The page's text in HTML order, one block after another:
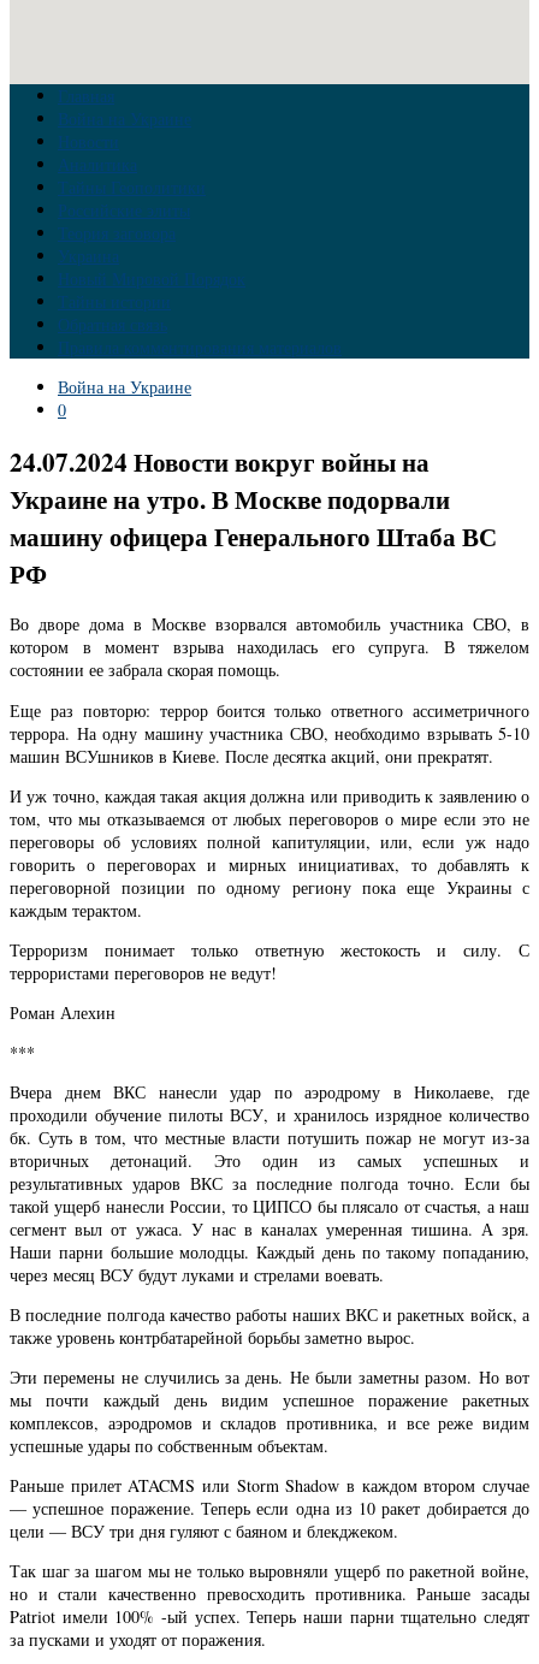
Главная
Война на Украине
Новости
Аналитика
Тайны Геополитики
Российские элиты
Теория заговора
Украина
Новый Мировой Порядок
Тайны истории
Обратная связь
Правила комментирования материалов
Война на Украине
0
24.07.2024 Новости вокруг войны на
Украине на утро. В Москве подорвали
машину офицера Генерального Штаба ВС
РФ
Во дворе дома в Москве взорвался автомобиль участника СВО, в
котором в момент взрыва находилась его супруга. В тяжелом
состоянии ее забрала скорая помощь.
Еще раз повторю: террор боится только ответного ассиметричного
террора. На одну машину участника СВО, необходимо взрывать 5-10
машин ВСУшников в Киеве. После десятка акций, они прекратят.
И уж точно, каждая такая акция должна или приводить к заявлению о
том, что мы отказываемся от любых переговоров о мире если это не
переговоры об условиях полной капитуляции, или, если уж надо
говорить о переговорах и мирных инициативах, то добавлять к
переговорной позиции по одному региону пока еще Украины с
каждым терактом.
Терроризм понимает только ответную жестокость и силу. С
террористами переговоров не ведут!
Роман Алехин
***
Вчера днем ВКС нанесли удар по аэродрому в Николаеве, где
проходили обучение пилоты ВСУ, и хранилось изрядное количество
бк. Суть в том, что местные власти потушить пожар не могут из-за
вторичных детонаций. Это один из самых успешных и
результативных ударов ВКС за последние полгода точно. Если бы
такой ущерб нанесли России, то ЦИПСО бы плясало от счастья, а наш
сегмент выл от ужаса. У нас в каналах умеренная тишина. А зря.
Наши парни большие молодцы. Каждый день по такому попаданию,
через месяц ВСУ будут луками и стрелами воевать.
В последние полгода качество работы наших ВКС и ракетных войск, а
также уровень контрбатарейной борьбы заметно вырос.
Эти перемены не случились за день. Не были заметны разом. Но вот
мы почти каждый день видим успешное поражение ракетных
комплексов, аэродромов и складов противника, и все реже видим
успешные удары по собственным объектам.
Раньше прилет ATACMS или Storm Shadow в каждом втором случае
— успешное поражение. Теперь если одна из 10 ракет добирается до
цели — ВСУ три дня гуляют с баяном и блекджеком.
Так шаг за шагом мы не только выровняли ущерб по ракетной войне,
но и стали качественно превосходить противника. Раньше засады
Patriot имели 100% -ый успех. Теперь наши парни тщательно следят
за пусками и уходят от поражения.